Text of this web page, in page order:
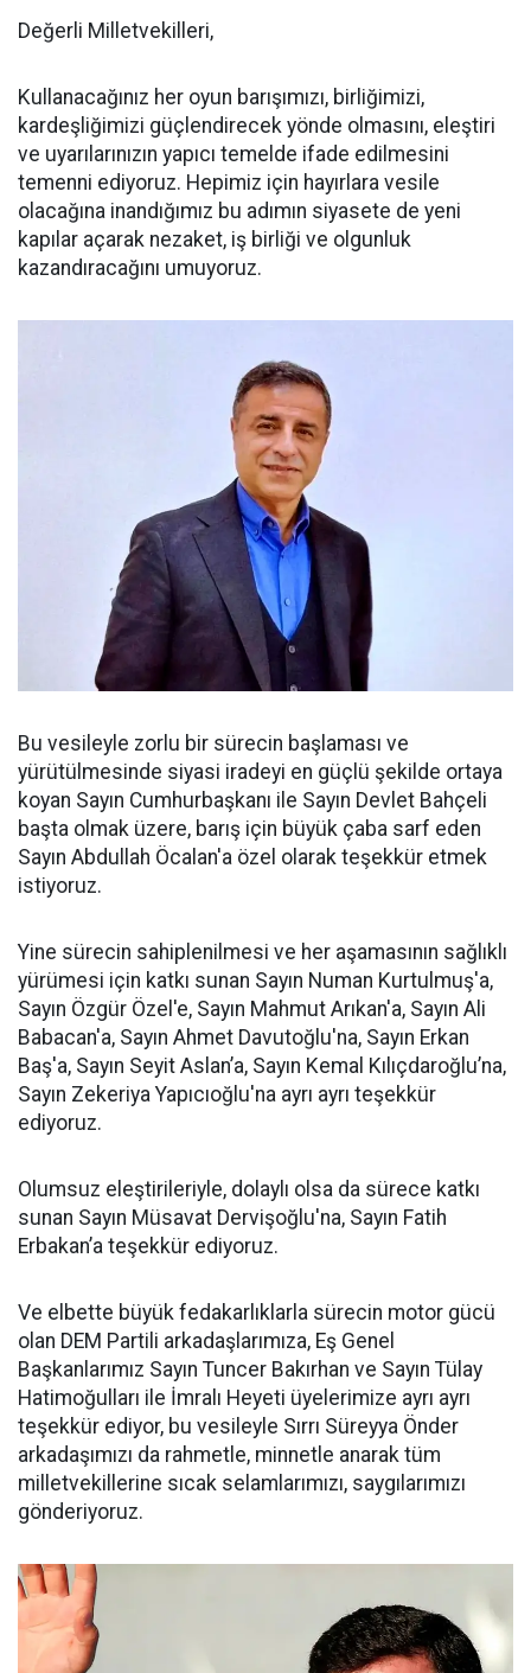
Değerli Milletvekilleri,
Kullanacağınız her oyun barışımızı, birliğimizi,
kardeşliğimizi güçlendirecek yönde olmasını, eleştiri
ve uyarılarınızın yapıcı temelde ifade edilmesini
temenni ediyoruz. Hepimiz için hayırlara vesile
olacağına inandığımız bu adımın siyasete de yeni
kapılar açarak nezaket, iş birliği ve olgunluk
kazandıracağını umuyoruz.
Bu vesileyle zorlu bir sürecin başlaması ve
yürütülmesinde siyasi iradeyi en güçlü şekilde ortaya
koyan Sayın Cumhurbaşkanı ile Sayın Devlet Bahçeli
başta olmak üzere, barış için büyük çaba sarf eden
Sayın Abdullah Öcalan'a özel olarak teşekkür etmek
istiyoruz.
Yine sürecin sahiplenilmesi ve her aşamasının sağlıklı
yürümesi için katkı sunan Sayın Numan Kurtulmuş'a,
Sayın Özgür Özel'e, Sayın Mahmut Arıkan'a, Sayın Ali
Babacan'a, Sayın Ahmet Davutoğlu'na, Sayın Erkan
Baş'a, Sayın Seyit Aslan’a, Sayın Kemal Kılıçdaroğlu’na,
Sayın Zekeriya Yapıcıoğlu'na ayrı ayrı teşekkür
ediyoruz.
Olumsuz eleştirileriyle, dolaylı olsa da sürece katkı
sunan Sayın Müsavat Dervişoğlu'na, Sayın Fatih
Erbakan’a teşekkür ediyoruz.
Ve elbette büyük fedakarlıklarla sürecin motor gücü
olan DEM Partili arkadaşlarımıza, Eş Genel
Başkanlarımız Sayın Tuncer Bakırhan ve Sayın Tülay
Hatimoğulları ile İmralı Heyeti üyelerimize ayrı ayrı
teşekkür ediyor, bu vesileyle Sırrı Süreyya Önder
arkadaşımızı da rahmetle, minnetle anarak tüm
milletvekillerine sıcak selamlarımızı, saygılarımızı
gönderiyoruz.